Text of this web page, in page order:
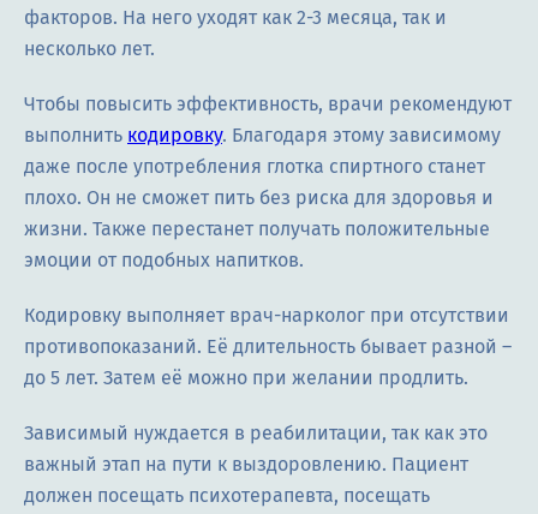
факторов. На него уходят как 2-3 месяца, так и
несколько лет.
Чтобы повысить эффективность, врачи рекомендуют
выполнить кодировку. Благодаря этому зависимому
даже после употребления глотка спиртного станет
плохо. Он не сможет пить без риска для здоровья и
жизни. Также перестанет получать положительные
эмоции от подобных напитков.
Кодировку выполняет врач-нарколог при отсутствии
противопоказаний. Её длительность бывает разной –
до 5 лет. Затем её можно при желании продлить.
Зависимый нуждается в реабилитации, так как это
важный этап на пути к выздоровлению. Пациент
должен посещать психотерапевта, посещать